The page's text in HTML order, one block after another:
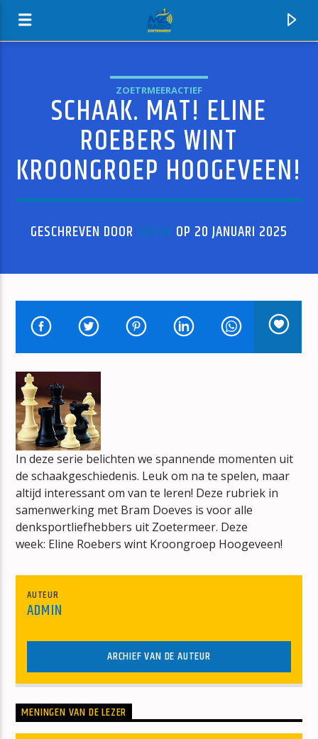
MZ-RADIO
HUIDIG NUMMER
ORANJE PARTY RADIO
JOS NETTEN
mz-radio
ZOETRMEERACTIEF
SCHAAK. MAT! ELINE
ROEBERS WINT
KROONGROEP HOOGEVEEN!
GESCHREVEN DOOR ADMIN OP 20 JANUARI 2025
In deze serie belichten we spannende momenten uit
de schaakgeschiedenis. Leuk om na te spelen, maar
altijd interessant om van te leren! Deze rubriek in
samenwerking met Bram Doeves is voor alle
denksportliefhebbers uit Zoetermeer. Deze
week: Eline Roebers wint Kroongroep Hoogeveen!
AUTEUR
ADMIN
ARCHIEF VAN DE AUTEUR
MENINGEN VAN DE LEZER